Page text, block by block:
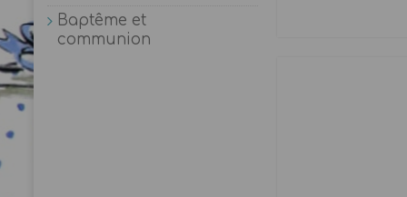
Baptême et
communion